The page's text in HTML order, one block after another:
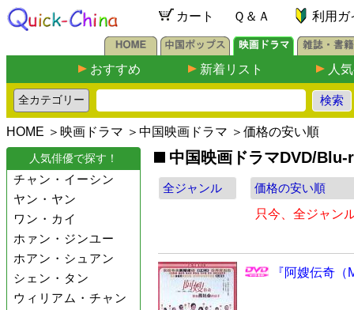
カート Ｑ＆Ａ 利用ガ
おすすめ 新着リスト 人
HOME ＞ 映画ドラマ ＞ 中国映画ドラマ ＞価格の安い順
人気俳優で探す！
チャン・イーシン
ヤン・ヤン
ワン・カイ
ホァン・ジンユー
ホアン・シュアン
シェン・タン
ウィリアム・チャン
中国映画ドラマDVD/
只今、全ジャン
『阿嫂伝奇